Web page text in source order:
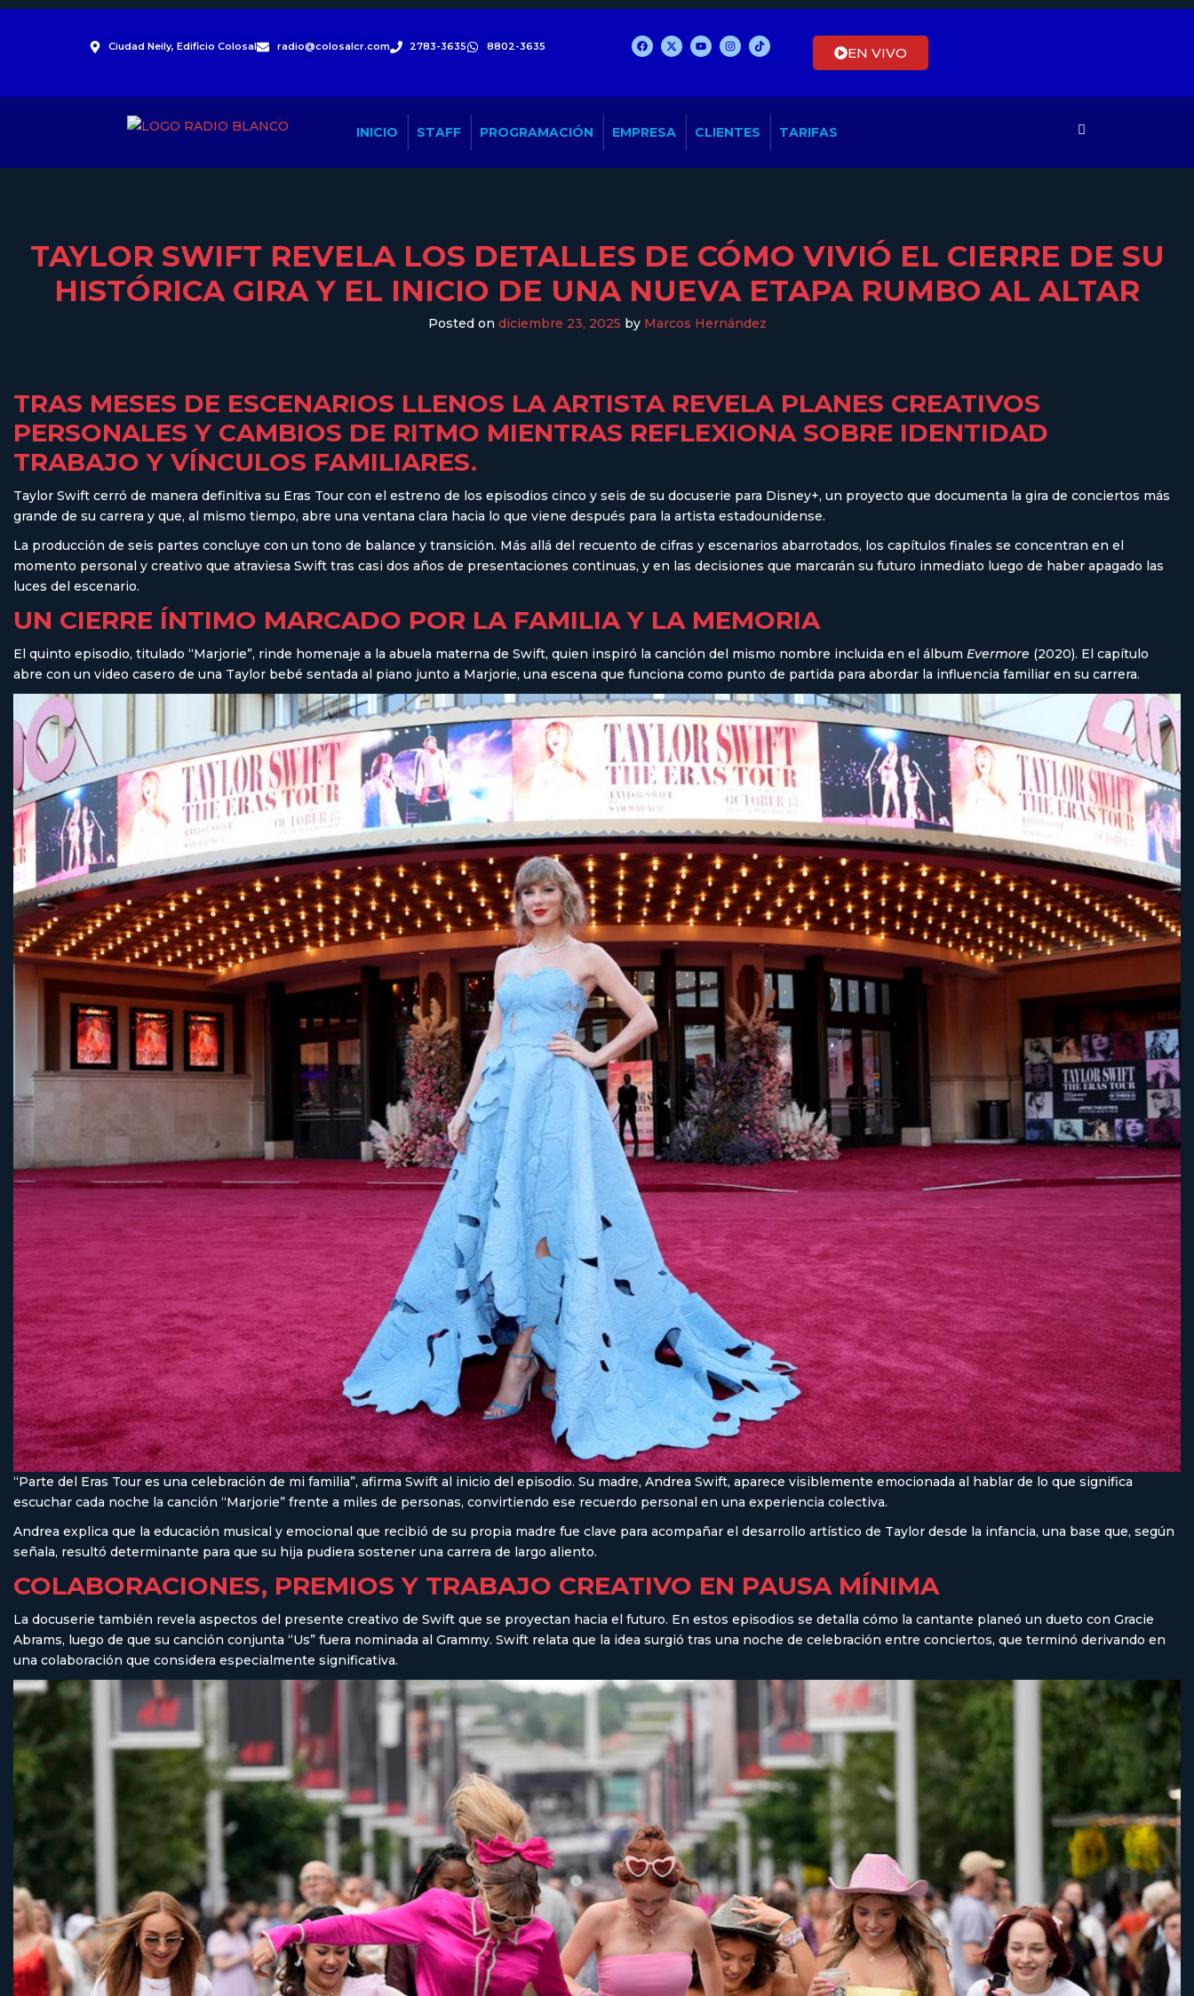
Ciudad Neily, Edificio Colosal radio@colosalcr.com 2783-3635 8802-3635 EN VIVO
INICIO STAFF PROGRAMACIÓN EMPRESA CLIENTES TARIFAS
TAYLOR SWIFT REVELA LOS DETALLES DE CÓMO VIVIÓ EL CIERRE DE SU
HISTÓRICA GIRA Y EL INICIO DE UNA NUEVA ETAPA RUMBO AL ALTAR
Posted on diciembre 23, 2025 by Marcos Hernández
TRAS MESES DE ESCENARIOS LLENOS LA ARTISTA REVELA PLANES CREATIVOS
PERSONALES Y CAMBIOS DE RITMO MIENTRAS REFLEXIONA SOBRE IDENTIDAD
TRABAJO Y VÍNCULOS FAMILIARES.
Taylor Swift cerró de manera definitiva su Eras Tour con el estreno de los episodios cinco y seis de su docuserie para Disney+, un proyecto que documenta la gira de conciertos más
grande de su carrera y que, al mismo tiempo, abre una ventana clara hacia lo que viene después para la artista estadounidense.
La producción de seis partes concluye con un tono de balance y transición. Más allá del recuento de cifras y escenarios abarrotados, los capítulos finales se concentran en el
momento personal y creativo que atraviesa Swift tras casi dos años de presentaciones continuas, y en las decisiones que marcarán su futuro inmediato luego de haber apagado las
luces del escenario.
UN CIERRE ÍNTIMO MARCADO POR LA FAMILIA Y LA MEMORIA
El quinto episodio, titulado “Marjorie”, rinde homenaje a la abuela materna de Swift, quien inspiró la canción del mismo nombre incluida en el álbum Evermore (2020). El capítulo
abre con un video casero de una Taylor bebé sentada al piano junto a Marjorie, una escena que funciona como punto de partida para abordar la influencia familiar en su carrera.
“Parte del Eras Tour es una celebración de mi familia”, afirma Swift al inicio del episodio. Su madre, Andrea Swift, aparece visiblemente emocionada al hablar de lo que significa
escuchar cada noche la canción “Marjorie” frente a miles de personas, convirtiendo ese recuerdo personal en una experiencia colectiva.
Andrea explica que la educación musical y emocional que recibió de su propia madre fue clave para acompañar el desarrollo artístico de Taylor desde la infancia, una base que, según
señala, resultó determinante para que su hija pudiera sostener una carrera de largo aliento.
COLABORACIONES, PREMIOS Y TRABAJO CREATIVO EN PAUSA MÍNIMA
La docuserie también revela aspectos del presente creativo de Swift que se proyectan hacia el futuro. En estos episodios se detalla cómo la cantante planeó un dueto con Gracie
Abrams, luego de que su canción conjunta “Us” fuera nominada al Grammy. Swift relata que la idea surgió tras una noche de celebración entre conciertos, que terminó derivando en
una colaboración que considera especialmente significativa.